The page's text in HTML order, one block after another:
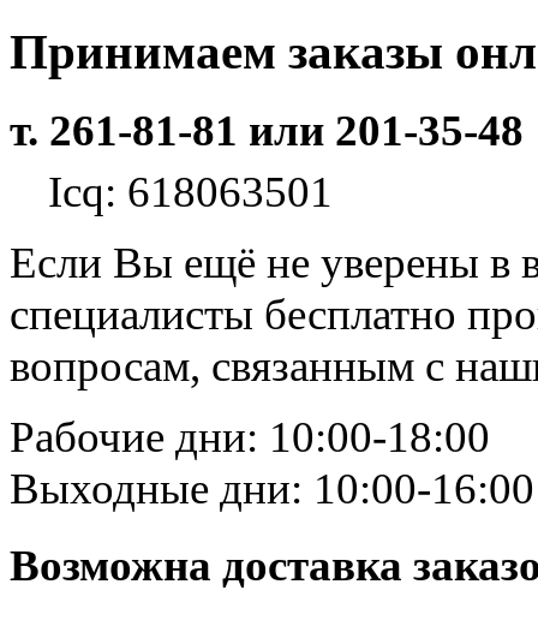
Принимаем заказы
т. 261-81-81 или 201-35-48
Icq: 618063501
Если Вы ещё не уверены в
специалисты бесплатно
вопросам, связанным с
Рабочие дни: 10:00-18:00
Выходные дни: 10:00-16:00
Возможна доставка